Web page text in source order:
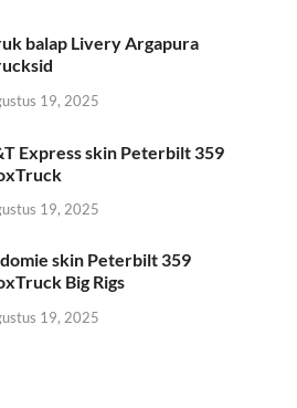
balap Livery Argapura
19, 2025
Express skin Peterbilt 359
19, 2025
skin Peterbilt 359
Big Rigs
19, 2025